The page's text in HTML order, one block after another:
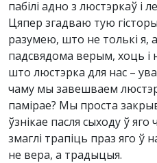
пабілі адно з люстэркаў і
Цяпер згадваю тую
разумею, што не толькі я,
падсвядома верым, хоць і
што люстэрка для нас –
чаму мы завешваем
памірае? Мы проста
ўзнікае пасля сыходу ў яго
змаглі трапіць праз яго ў
не вера, а традыцыя.